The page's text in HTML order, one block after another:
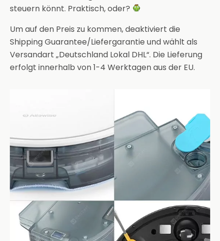
steuern könnt. Praktisch, oder?
Um auf den Preis zu kommen, deaktiviert die
Shipping Guarantee/Liefergarantie und wählt als
Versandart „Deutschland Lokal DHL“. Die Lieferung
erfolgt innerhalb von 1-4 Werktagen aus der EU.